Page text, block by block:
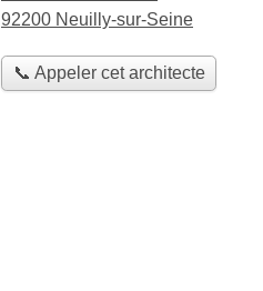
92200 Neuilly-sur-Seine
📞 Appeler cet architecte